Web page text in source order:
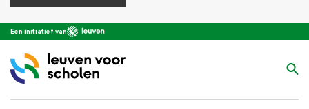
Overslaan
naar
de
inhoud
Een initiatief van